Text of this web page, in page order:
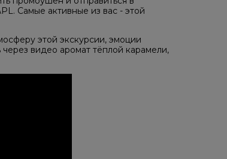
Самые активные из вас - этой
этой экскурсии, эмоции
видео аромат тёплой карамели,